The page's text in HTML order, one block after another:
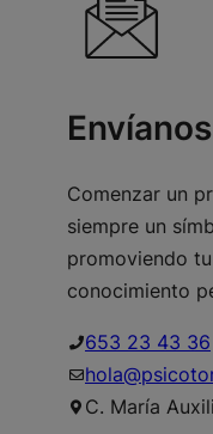
Comenzar un
siempre un
promoviendo
conocimiento
653 23 43 36
C. María